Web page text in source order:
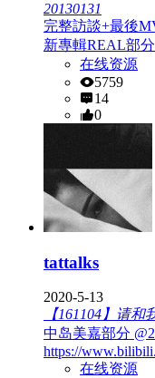
20130131
完整訪談+最後
新專輯REAL部
在线资源
5759
14
0
tattalks
2020-5-13
【161104】请
中岛美嘉部分
https://
在线资源